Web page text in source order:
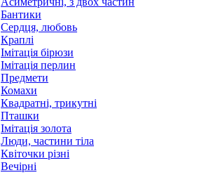
Бантики
Сердця, любовь
Краплі
Імітація бірюзи
Імітація перлин
Предмети
Комахи
Квадратні, трикутні
Пташки
Імітація золота
Люди, частини тіла
Квіточки різні
Вечірні